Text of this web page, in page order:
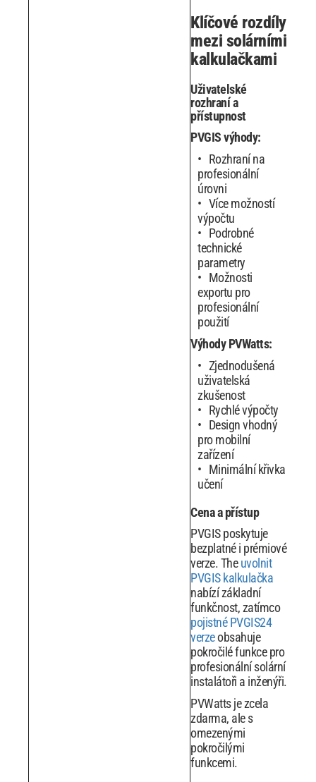
Klíčové rozdíly
mezi solárními
kalkulačkami
Uživatelské
rozhraní a
přístupnost
PVGIS výhody:
Rozhraní na
profesionální
úrovni
Více možností
výpočtu
Podrobné
technické
parametry
Možnosti
exportu pro
profesionální
použití
Výhody PVWatts:
Zjednodušená
uživatelská
zkušenost
Rychlé výpočty
Design vhodný
pro mobilní
zařízení
Minimální křivka
učení
Cena a přístup
PVGIS poskytuje
bezplatné i prémiové
verze. Theuvolnit
PVGIS kalkulačka
nabízí základní
funkčnost, zatímco
pojistné PVGIS24
verzeobsahuje
pokročilé funkce pro
profesionální solární
instalátoři a inženýři.
PVWatts je zcela
zdarma, ale s
omezenými
pokročilými
funkcemi.